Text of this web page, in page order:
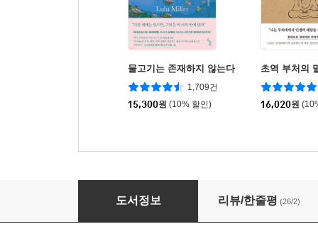
물고기는 존재하지 않는다
1,709건
15,300원 (10% 할인)
초역 부처의
16,020원
드디어 만나는 아즈텍 신화
도서정보 리뷰/한줄평 (26/2)